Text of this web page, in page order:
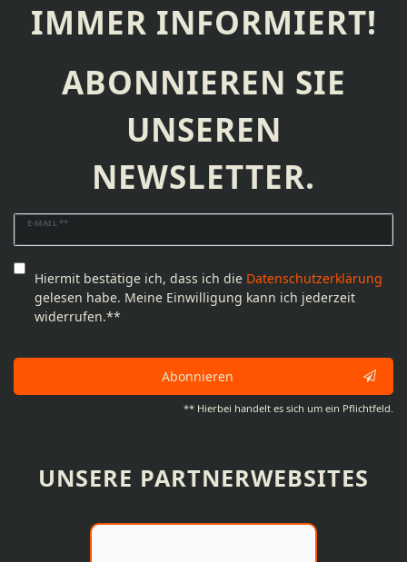
IMMER INFORMIERT!
ABONNIEREN SIE
UNSEREN
NEWSLETTER.
E-MAIL **
Newsletter
Honig
Hiermit bestätige ich, dass ich die Daten­schutz­erklärung
gelesen habe. Meine Einwilligung kann ich jederzeit
widerrufen.**
Abonnieren
** Hierbei handelt es sich um ein Pflichtfeld.
UNSERE PARTNERWEBSITES